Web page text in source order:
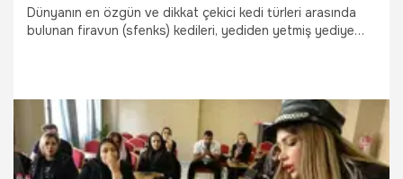
Dünyanın en özgün ve dikkat çekici kedi türleri arasında
bulunan firavun (sfenks) kedileri, yediden yetmiş yediye
19.10.2025 Yaşam